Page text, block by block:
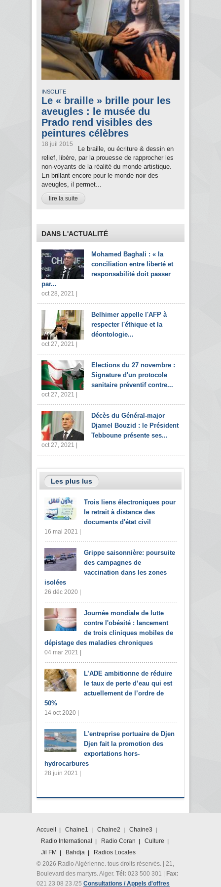
INSOLITE
Le « braille » brille pour les
aveugles : le musée du
Prado rend visibles des
peintures célèbres
18 juil 2015
Le braille, ou écriture & dessin en
relief, libère, par la prouesse de rapprocher les
non-voyants de la réalité du monde artistique.
En brillant encore pour le monde noir des
aveugles, il permet...
lire la suite
DANS L'ACTUALITÉ
Mohamed Baghali : « la
conciliation entre liberté et
responsabilité doit passer
par...
oct 28, 2021 |
Belhimer appelle l'AFP à
respecter l'éthique et la
déontologie...
oct 27, 2021 |
Elections du 27 novembre :
Signature d'un protocole
sanitaire préventif contre...
oct 27, 2021 |
Décès du Général-major
Djamel Bouzid : le Président
Tebboune présente ses...
oct 27, 2021 |
Les plus lus
Trois liens électroniques pour
le retrait à distance des
documents d'état civil
16 mai 2021 |
Grippe saisonnière: poursuite
des campagnes de
vaccination dans les zones
isolées
26 déc 2020 |
Journée mondiale de lutte
contre l'obésité : lancement
de trois cliniques mobiles de
dépistage des maladies chroniques
04 mar 2021 |
L’ADE ambitionne de réduire
le taux de perte d’eau qui est
actuellement de l’ordre de
50%
14 oct 2020 |
L’entreprise portuaire de Djen
Djen fait la promotion des
exportations hors-
hydrocarbures
28 juin 2021 |
Accueil Chaine1 Chaine2
Chaine3
Radio International
Radio Coran
Culture
Jil FM
Bahdja
Radios Locales
© 2026 Radio Algérienne. tous droits réservés. | 21,
Boulevard des martyrs. Alger. Tél: 023 500 301 |
Fax:
021 23 08 23 /25 Consultations / Appels d'offres